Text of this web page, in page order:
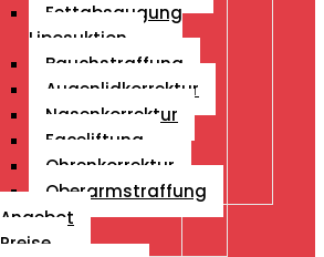
Fettabsaugung
Liposuktion
Bauchstraffung
Augenlidkorrektur
Nasenkorrektur
Faceliftung
Ohrenkorrektur
Oberarmstraffung
Angebot
Preise